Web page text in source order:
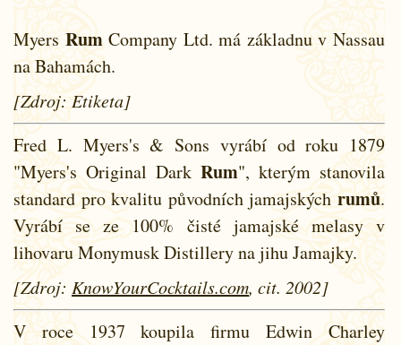
Myers RumCompany Ltd. má základnu v Nassau
na Bahamách.
[Zdroj: Etiketa]
Fred L. Myers's & Sons vyrábí od roku 1879
"Myers's Original Dark Rum", kterým stanovila
standard pro kvalitu původních jamajských rumů.
Vyrábí se ze 100% čisté jamajské melasy v
lihovaru Monymusk Distillery na jihu Jamajky.
[Zdroj: KnowYourCocktails.com, cit. 2002]
V roce 1937 koupila firmu Edwin Charley